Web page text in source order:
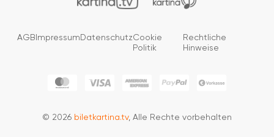
AGB Impressum DatenschutzCookie
Politik
Rechtliche
Hinweise
© 2026 biletkartina.tv, Alle Rechte vorbehalten